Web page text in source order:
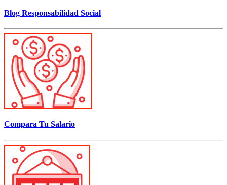
Blog Responsabilidad Social
Compara Tu Salario